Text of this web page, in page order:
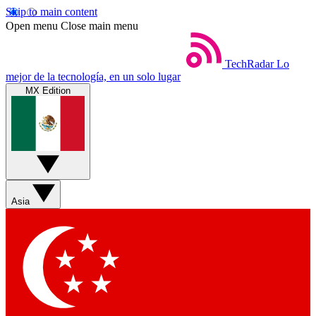
Skip to main content
Open menu Close main menu
TechRadar Lo
mejor de la tecnología, en un solo lugar
MX Edition
Asia